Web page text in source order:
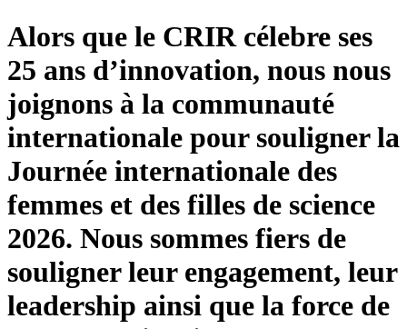
Alors que le CRIR célebre ses
25 ans d’innovation, nous nous
joignons à la communauté
internationale pour souligner la
Journée internationale des
femmes et des filles de science
2026. Nous sommes fiers de
souligner leur engagement, leur
leadership ainsi que la force de